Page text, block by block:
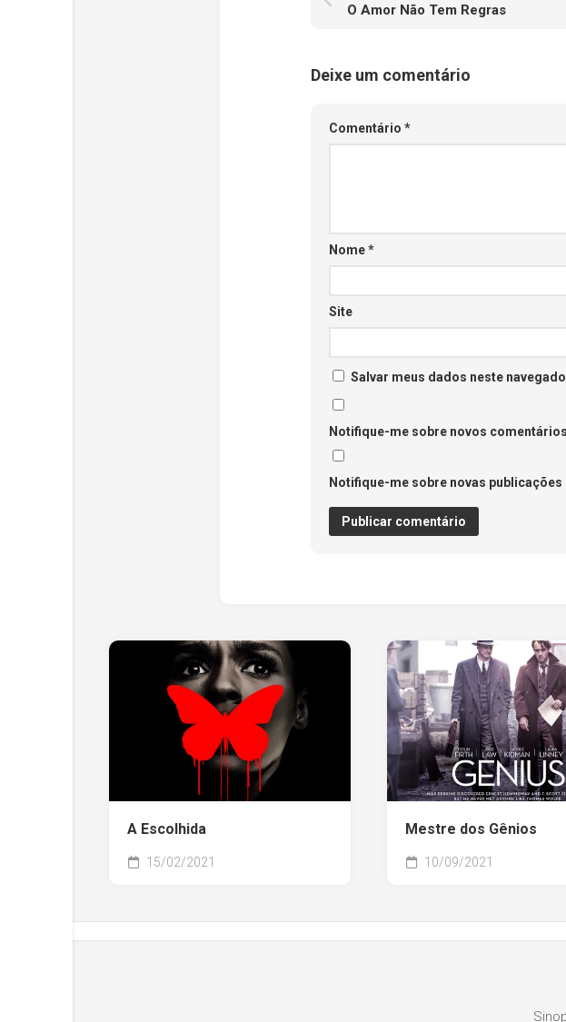
O Amor Não Tem Regras
Deixe um comentário
Comentário *
Nome*
Site
Salvar meus dados neste
Notifique-me sobre novos
Notifique-me sobre novas
A Escolhida
15/02/2021
Mestre dos Gênios
10/09/2021